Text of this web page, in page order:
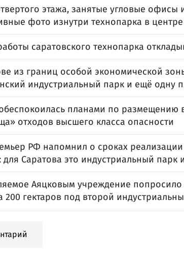
этажа, занятые угловые офисы
фото изнутри технопарка в
саратовского технопарка
из границ особой экономической
индустриальный парк и ещё одну
планами по размещению
отходов высшего класса опасности
РФ напомнил о сроках
для Саратова это индустриальный парк
Аяцковым учреждение попросило
200 гектаров под второй